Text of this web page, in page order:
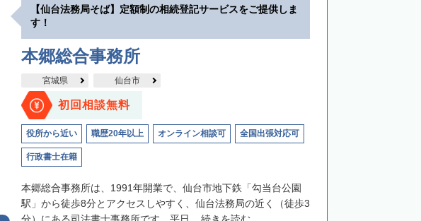
【仙台法務局そば】定額制の相続登記サービスをご提供しま
す！
本郷総合事務所
宮城県 仙台市
初回相談無料
役所から近い 職歴20年以上 オンライン相談可 全国出張対応可
行政書士在籍
本郷総合事務所は、1991年開業で、仙台市地下鉄「勾当台公園
駅」から徒歩8分とアクセスしやすく、仙台法務局の近く（徒歩3